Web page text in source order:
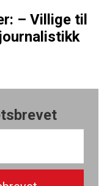
– Villige til